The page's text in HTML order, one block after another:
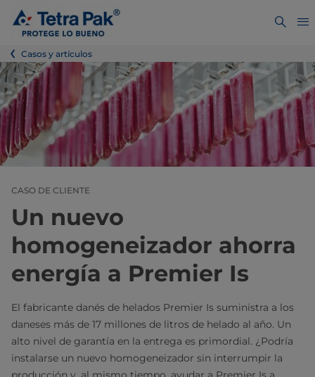
Casos y artículos
CASO DE CLIENTE
Un nuevo
homogeneizador ahorra
energía a Premier Is
El fabricante danés de helados Premier Is suministra a los
daneses más de 17 millones de litros de helado al año. Un
alto nivel de garantía en la entrega es primordial. ¿Podría
instalarse un nuevo homogeneizador sin interrumpir la